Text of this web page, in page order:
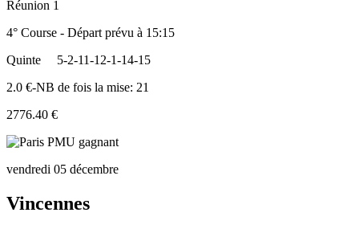
Réunion 1
4° Course - Départ prévu à 15:15
Quinte
5-2-11-12-1-14-15
2.0 €-NB de fois la mise: 21
2776.40 €
vendredi 05 décembre
Vincennes